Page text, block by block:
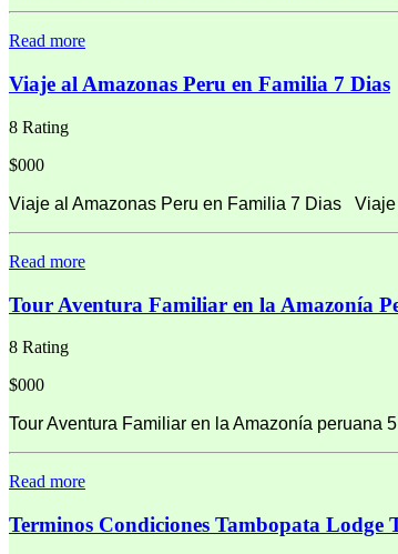
Read more
Viaje al Amazonas Peru en Familia 7 Dias
8 Rating
$000
Viaje al Amazonas Peru en Familia 7 Dias
Read more
Tour Aventura Familiar en la Amazonía
8 Rating
$000
Tour Aventura Familiar en la Amazonía peruana
Read more
Terminos Condiciones Tambopata Lodge